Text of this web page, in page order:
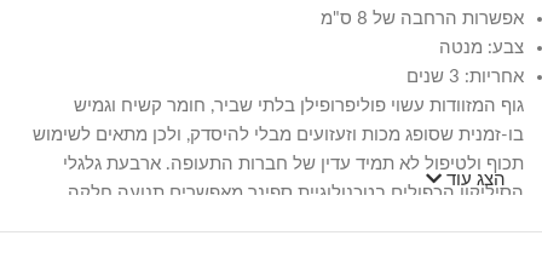
אפשרות הרחבה של 8 ס"מ
צבע: מנטה
אחריות: 3 שנים
גוף המזוודות עשוי פוליפרופילן בלתי שביר, חומר קשיח וגמיש
בו-זמנית שסופג מכות וזעזועים מבלי להיסדק, ולכן מתאים לשימוש
תכוף ולטיפול לא תמיד עדין של חברות התעופה. ארבעת גלגלי
הסיליקון הכפולים בטכנולוגיית ספינר מאפשרים תנועה חלקה
הצג עוד